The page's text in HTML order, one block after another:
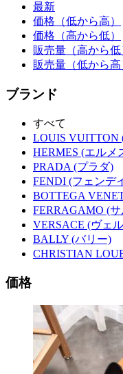
最新
価格（低から高）
価格（高から低）
販売量（高から低
販売量（低から高
ブランド
すべて
LOUIS VUITTON
HERMES (エルメ
PRADA (プラダ)
FENDI (フェンデ
BOTTEGA
FERRAGAMO (
VERSACE (ヴェ
BALLY (バリー)
CHRISTIAN
価格